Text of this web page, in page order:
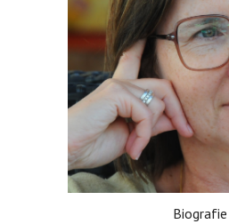
Biografie